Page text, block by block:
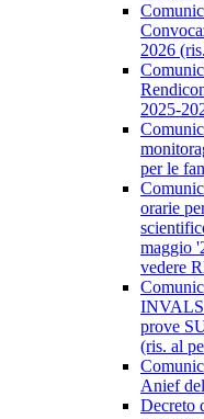
2026
2025-
per le
orarie
maggio
vedere
prove
(ris. al
Anief
Decreto